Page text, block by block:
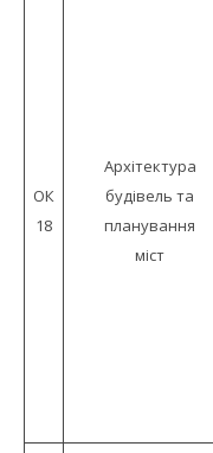
ОК
18
Архітектура
будівель та
планування
міст